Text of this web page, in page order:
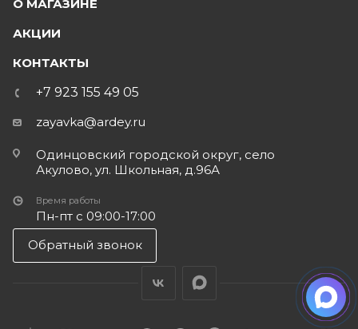
О МАГАЗИНЕ
АКЦИИ
КОНТАКТЫ
+7 923 155 49 05
zayavka@ardey.ru
Одинцовский городской округ, село
Акулово, ул. Школьная, д.96А
Время работы
Пн-пт с 09:00-17:00
Обратный звонок